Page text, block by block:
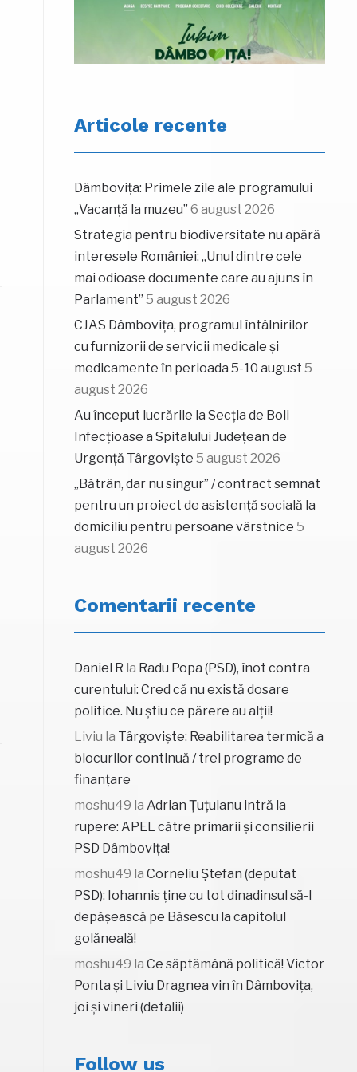
Articole recente
Dâmbovița: Primele zile ale programului
„Vacanță la muzeu” 6 august 2026
Strategia pentru biodiversitate nu apără
interesele României: „Unul dintre cele
mai odioase documente care au ajuns în
Parlament” 5 august 2026
CJAS Dâmbovița, programul întâlnirilor
cu furnizorii de servicii medicale și
medicamente în perioada 5-10 august 5
august 2026
Au început lucrările la Secția de Boli
Infecțioase a Spitalului Județean de
Urgență Târgoviște 5 august 2026
„Bătrân, dar nu singur” / contract semnat
pentru un proiect de asistență socială la
domiciliu pentru persoane vârstnice 5
august 2026
Comentarii recente
Daniel R la Radu Popa (PSD), înot contra
curentului: Cred că nu există dosare
politice. Nu știu ce părere au alții!
Liviu la Târgoviște: Reabilitarea termică a
blocurilor continuă / trei programe de
finanțare
moshu49 la Adrian Țuțuianu intră la
rupere: APEL către primarii și consilierii
PSD Dâmbovița!
moshu49 la Corneliu Ștefan (deputat
PSD): Iohannis ține cu tot dinadinsul să-l
depășească pe Băsescu la capitolul
golăneală!
moshu49 la Ce săptămână politică! Victor
Ponta și Liviu Dragnea vin în Dâmbovița,
joi și vineri (detalii)
Follow us